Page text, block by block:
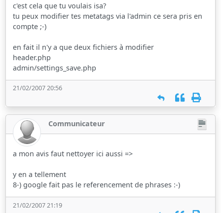
c'est cela que tu voulais isa?
tu peux modifier tes metatags via l'admin ce sera pris en
compte ;-)
en fait il n'y a que deux fichiers à modifier
header.php
admin/settings_save.php
21/02/2007 20:56
Communicateur
a mon avis faut nettoyer ici aussi =>
y en a tellement
8-) google fait pas le referencement de phrases :-)
21/02/2007 21:19